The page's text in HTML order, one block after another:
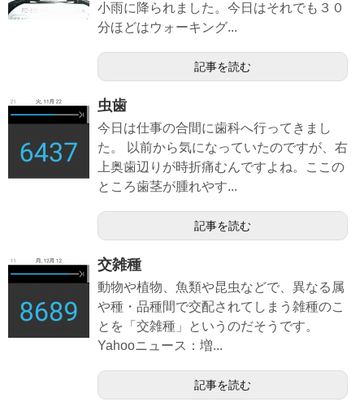
小雨に降られました。今日はそれでも３０
分ほどはウォーキング...
記事を読む
虫歯
今日は仕事の合間に歯科へ行ってきまし
た。 以前から気になっていたのですが、右
上奥歯辺りが時折痛むんですよね。ここの
ところ歯茎が腫れやす...
記事を読む
交雑種
動物や植物、魚類や昆虫などで、異なる属
や種・品種間で交配されてしまう雑種のこ
とを「交雑種」というのだそうです。
Yahooニュース：増...
記事を読む